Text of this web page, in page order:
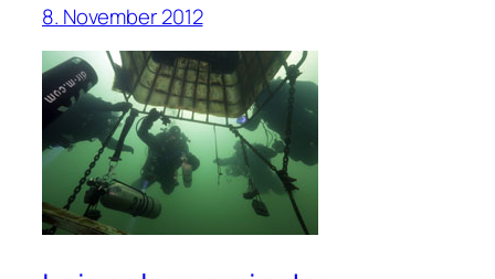
8. November 2012